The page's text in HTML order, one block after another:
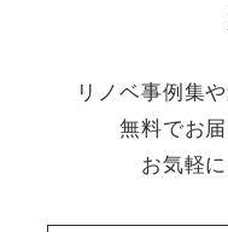
リノベ事例集
無料でお
お気軽